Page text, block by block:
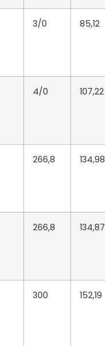
3/0 85,12
4/0 107,22
266,8 134,98
266,8 134,87
300 152,19